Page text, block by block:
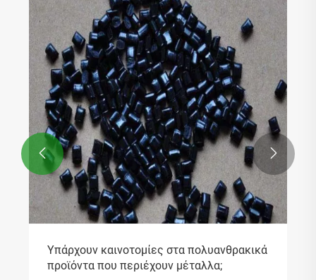
Υπάρχουν καινοτομίες στα πολυανθρακικά
προϊόντα που περιέχουν μέταλλα;
 